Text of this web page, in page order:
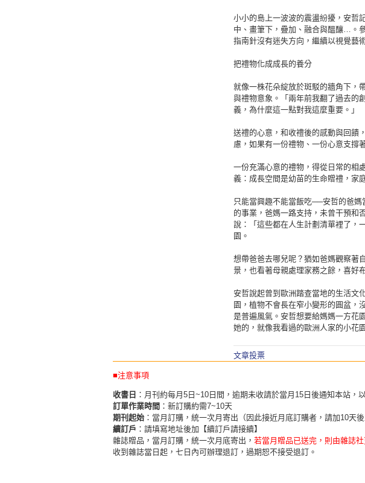
小小的島上一波波的震盪紛擾，安哲
中、畫筆下，疊加、融合與醞釀…。
指南針沒有迷失方向，繼續以視覺藝
把禮物化成成長的養分
就像一株花朵綻放於斑駁的牆角下，
與禮物意象。「兩年前我翻了過去的
義，為什麼這一點對我這麼重要。」
送禮的心意，和收禮後的感動與回饋
慮，如果有一份禮物、一份心意支撐
一份充滿心意的禮物，得從日常的相
義：成長空間是幼苗的生命贈禮，家
只能當興趣不能當飯吃──安哲的爸
的事業，爸媽一路支持，未曾干預和
說：「這些都在人生計劃清單裡了，
園。
想帶爸爸去哪兒呢？猶如爸媽觀察著
景，也看著母親處理家務之餘，喜好
安哲說起曾到歐洲踏查當地的生活文
園，植物不會長在窄小變形的圓盆，
是普遍風氣。安哲想要給媽媽一方花
她的，就像我看過的歐洲人家的小花園
文章投票
■注意事項
收書日 ：月刊約每月5日~10日間，逾期未收請於當月15日後通知本站，
訂單作業時間 ：新訂購約需7~10天
期刊起始 ：當月訂購，統一次月寄出（因此接近月底訂購者，請加10天
續訂戶 ：請填寫地址後加【續訂戶請接續】
雜誌贈品，當月訂購，統一次月底寄出， 若當月贈品已送完，則由雜誌
收到雜誌當日起，七日內可辦理退訂，過期恕不接受退訂。